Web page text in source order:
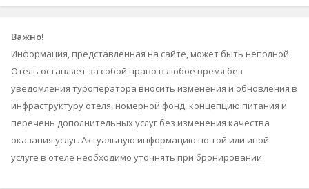
Важно!
Информация, представленная на сайте, может быть неполной.
Отель оставляет за собой право в любое время без
уведомления туроператора вносить изменения и обновления в
инфраструктуру отеля, номерной фонд, концепцию питания и
перечень дополнительных услуг без изменения качества
оказания услуг. Актуальную информацию по той или иной
услуге в отеле необходимо уточнять при бронировании.